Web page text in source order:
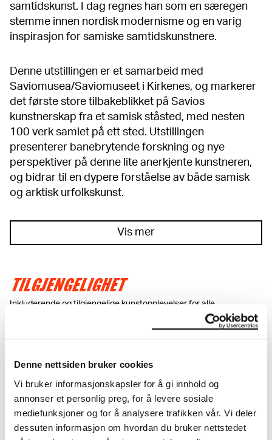
Denne nettsiden bruker cookies
Vi bruker informasjonskapsler for å gi innhold og
annonser et personlig preg, for å levere sosiale
mediefunksjoner og for å analysere trafikken vår. Vi deler
dessuten informasjon om hvordan du bruker nettstedet
samtidskunst. I dag regnes han som en særegen
stemme innen nordisk modernisme og en varig
inspirasjon for samiske samtidskunstnere.
Denne utstillingen er et samarbeid med
Saviomusea/Saviomuseet i Kirkenes, og markerer
det første store tilbakeblikket på Savios
kunstnerskap fra et samisk ståsted, med nesten
100 verk samlet på ett sted. Utstillingen
presenterer banebrytende forskning og nye
perspektiver på denne lite anerkjente kunstneren,
og bidrar til en dypere forståelse av både samisk
og arktisk urfolkskunst.
Vis mer
TILGJENGELIGHET
Inkluderende og tilgjengelige kunstopplevelser for alle.
Les mer